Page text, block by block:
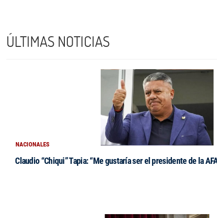
ÚLTIMAS NOTICIAS
NACIONALES
Claudio “Chiqui” Tapia: “Me gustaría ser el presidente de la